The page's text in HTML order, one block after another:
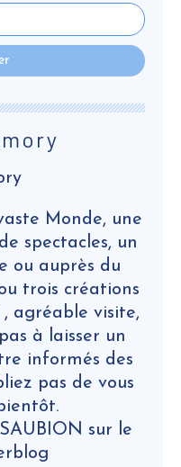
Monde, une
spectacles, un
ou auprès du
trois créations
agréable visite,
à laisser un
informés des
pas de vous
sur le